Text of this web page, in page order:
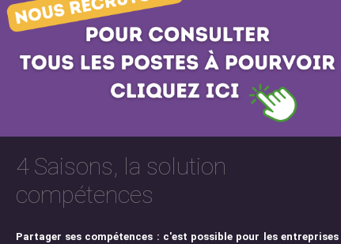
4 Saisons, la solution
compétences
Partager ses compétences : c'est possible pour les entreprises